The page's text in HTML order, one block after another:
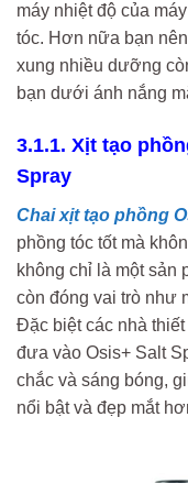
máy nhiệt độ của
tóc. Hơn nữa bạn
xung nhiều dưỡng
bạn dưới ánh nắng
3.1.1. Xịt tạo
Spray
Chai xịt tạo phồng
phồng tóc tốt mà
không chỉ là một sản
còn đóng vai trò như
Đặc biệt các nhà
đưa vào Osis+ Salt
chắc và sáng bóng,
nổi bật và đẹp mắt